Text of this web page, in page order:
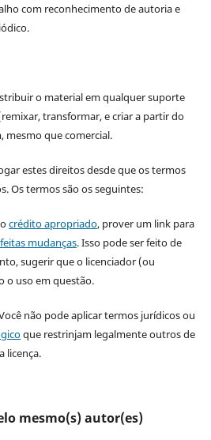
com reconhecimento de autoria e
o material em qualquer suporte
transformar, e criar a partir do
mesmo que comercial.
estes direitos desde que os termos
Os termos são os seguintes:
crédito apropriado, prover um link para
mudanças. Isso pode ser feito de
sugerir que o licenciador (ou
o uso em questão.
não pode aplicar termos jurídicos ou
que restrinjam legalmente outros de
licença.
mesmo(s) autor(es)